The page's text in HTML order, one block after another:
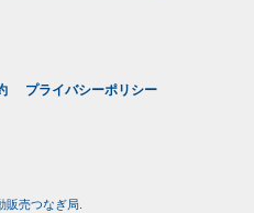
プライバシーポリシー
販売つなぎ局.